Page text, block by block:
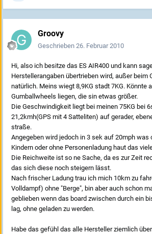
Groovy
Geschrieben 26. Februar 2010
Hi, also ich besitze das ES AIR400 und kann
Herstellerangaben übertrieben wird, außer beim
natürlich. Meins wiegt 8,9KG stadt 7KG. Könnte
Gumballwheels liegen, die sin etwas größer.
Die Geschwindigkeit liegt bei meinen 75KG bei
21,2kmh(GPS mit 4 Satteliten) auf gerader,
straße.
Angegeben wird jedoch in 3 sek auf 20mph was
Kindern oder ohne Personenladung haut das
Die Reichweite ist so ne Sache, da es zur Zeit
das sich diese noch steigern lässt.
Nach frischer Ladung trau ich mich 10km zu
Volldampf) ohne "Berge", bin aber auch schon
geblieben wenn das board zwischen durch ein
lag, ohne geladen zu werden.
Habe das gefühl das alle Hersteller ziemlich